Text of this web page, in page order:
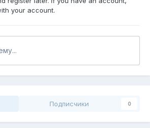
your account.
Подписчики 0